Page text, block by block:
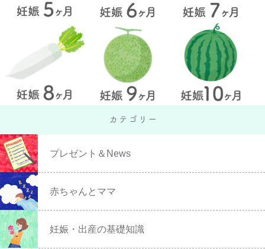
プレゼント＆News
赤ちゃんとママ
妊娠・出産の基礎知識